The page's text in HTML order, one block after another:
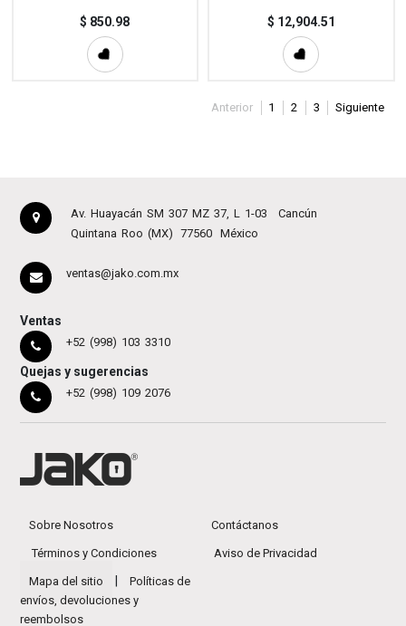
$ 850.98 $ 12,904.51
Anterior 1 2 3 Siguiente
Av. Huayacán SM 307 MZ 37, L 1-03
Cancún
Quintana Roo (MX)
77560 México
ventas@jako.com.mx
Ventas
+52 (998) 103 3310
Quejas y sugerencias
+52 (998) 109 2076
Sobre Nosotros Contáctanos
Términos y Condiciones Aviso de Privacidad
Mapa del sitio
Políticas de
envíos, devoluciones y
reembolsos